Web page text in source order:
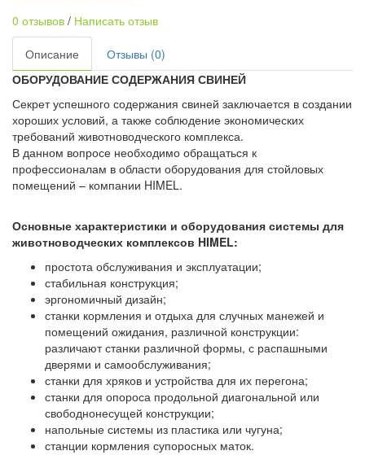
0 отзывов / Написать отзыв
Описание
Отзывы (0)
ОБОРУДОВАНИЕ СОДЕРЖАНИЯ СВИНЕЙ
Секрет успешного содержания свиней заключается в создании
хороших условий, а также соблюдение экономических
требований животноводческого комплекса.
В данном вопросе необходимо обращаться к
профессионалам в области оборудования для стойловых
помещений – компании HIMEL.
Основные характеристики и оборудования системы для
животноводческих комплексов HIMEL:
простота обслуживания и эксплуатации;
стабильная конструкция;
эргономичный дизайн;
станки кормления и отдыха для случных манежей и
помещений ожидания, различной конструкции:
различают станки различной формы, с распашными
дверями и самообслуживания;
станки для хряков и устройства для их перегона;
станки для опороса продольной диагональной или
свободнонесущей конструкции;
напольные системы из пластика или чугуна;
станции кормления супоросных маток.